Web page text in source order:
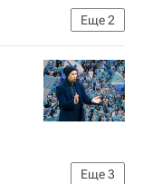
Еще2
Федеральная служба по военно-техническому сотрудничеству (ФСВТС России)
Еще3